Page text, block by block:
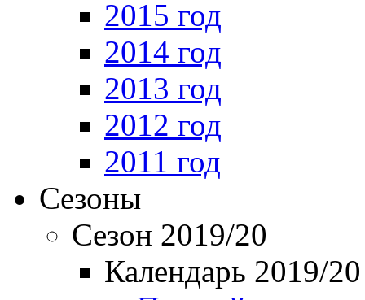
2015 год
2014 год
2013 год
2012 год
2011 год
Сезоны
Сезон 2019/20
Календарь 2019/20